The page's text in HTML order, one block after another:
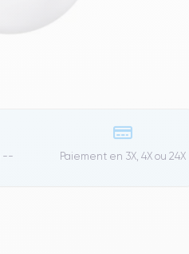
-- Paiement en 3X, 4X ou 24X